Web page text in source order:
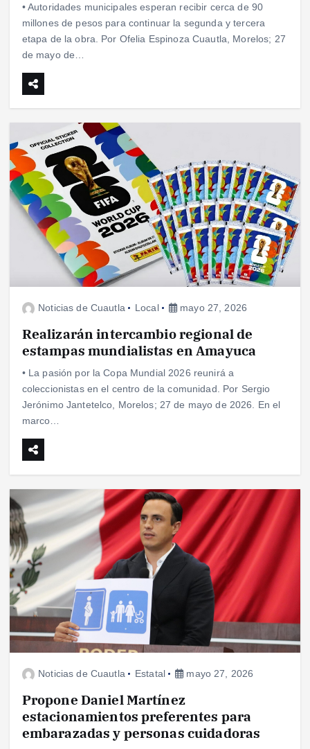
• Autoridades municipales esperan recibir cerca de 90
millones de pesos para continuar la segunda y tercera
etapa de la obra. Por Ofelia Espinoza Cuautla, Morelos; 27
de mayo de…
Noticias de Cuautla Local mayo 27, 2026
Realizarán intercambio regional de
estampas mundialistas en Amayuca
• La pasión por la Copa Mundial 2026 reunirá a
coleccionistas en el centro de la comunidad. Por Sergio
Jerónimo Jantetelco, Morelos; 27 de mayo de 2026. En el
marco…
Noticias de Cuautla Estatal mayo 27, 2026
Propone Daniel Martínez
estacionamientos preferentes para
embarazadas y personas cuidadoras